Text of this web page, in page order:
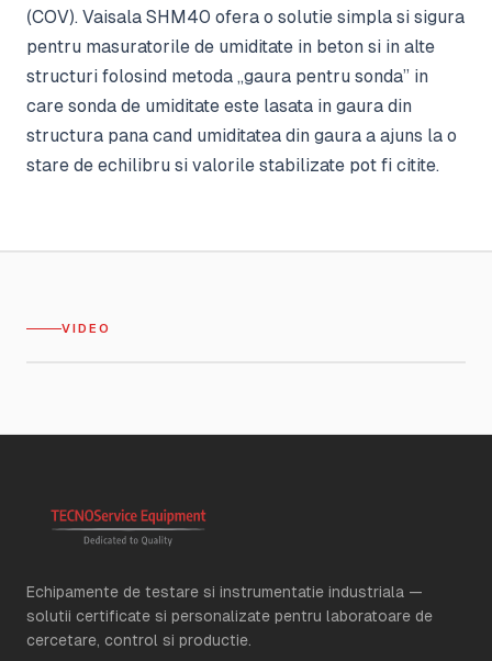
(COV). Vaisala SHM40 ofera o solutie simpla si sigura
pentru masuratorile de umiditate in beton si in alte
structuri folosind metoda ,,gaura pentru sonda’’ in
care sonda de umiditate este lasata in gaura din
structura pana cand umiditatea din gaura a ajuns la o
stare de echilibru si valorile stabilizate pot fi citite.
VIDEO
Echipamente de testare si instrumentatie industriala —
solutii certificate si personalizate pentru laboratoare de
cercetare, control si productie.